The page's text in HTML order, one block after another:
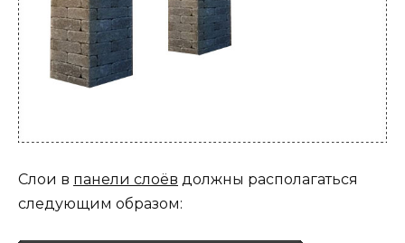
Слои в панели слоёв должны располагаться
следующим образом: